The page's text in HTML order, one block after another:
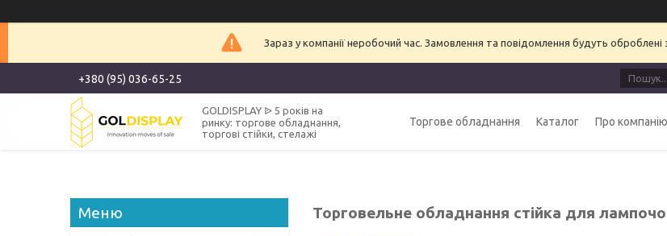
Зараз у компанії неробочий час. Замовлення та повідомлення будуть
+380 (95) 036-65-25
GOLDISPLAY ᐉ 5 років на
ринку: торгове обладнання,
торгові стійки, стелажі
Торгове обладнання Каталог Про компанію
Торговельне обладнання стійка для